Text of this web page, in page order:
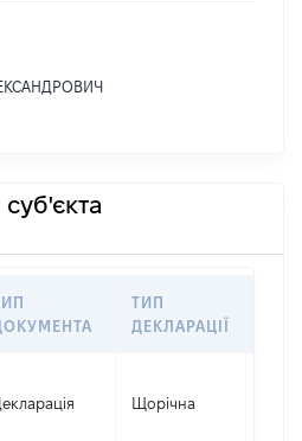
ТИП
ДЕКЛАРАЦІЇ
Щорічна